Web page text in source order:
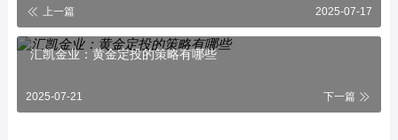
上一篇 2025-07-17
汇凯金业：黄金定投的策略有哪些
2025-07-21 下一篇